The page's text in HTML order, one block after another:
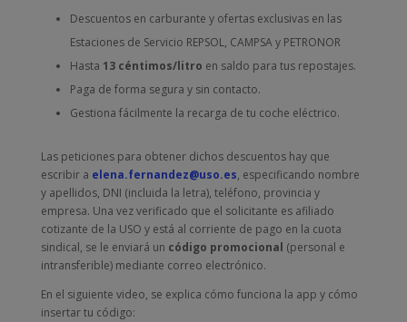
Descuentos en carburante y ofertas exclusivas en las
Estaciones de Servicio REPSOL, CAMPSA y PETRONOR
Hasta 13 céntimos/litro en saldo para tus repostajes.
Paga de forma segura y sin contacto.
Gestiona fácilmente la recarga de tu coche eléctrico.
Las peticiones para obtener dichos descuentos hay que
escribir a elena.fernandez@uso.es, especificando nombre
y apellidos, DNI (incluida la letra), teléfono, provincia y
empresa. Una vez verificado que el solicitante es afiliado
cotizante de la USO y está al corriente de pago en la cuota
sindical, se le enviará un código promocional (personal e
intransferible) mediante correo electrónico.
En el siguiente video, se explica cómo funciona la app y cómo
insertar tu código: